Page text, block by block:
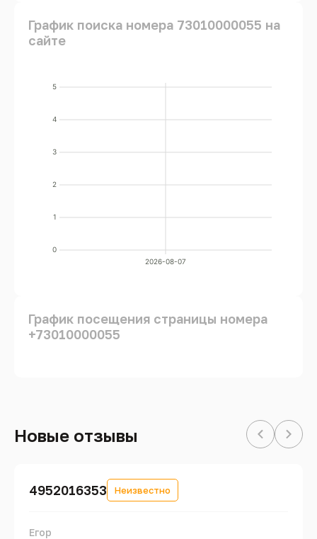
График поиска номера 73010000055 на
сайте
0
1
2
3
4
5
2026-08-07
График посещения страницы номера
+73010000055
Новые отзывы
4952016353 Неизвестно
Егор